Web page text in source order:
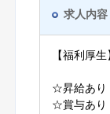
求人内容
【福利厚生
☆昇給あり
☆賞与あり